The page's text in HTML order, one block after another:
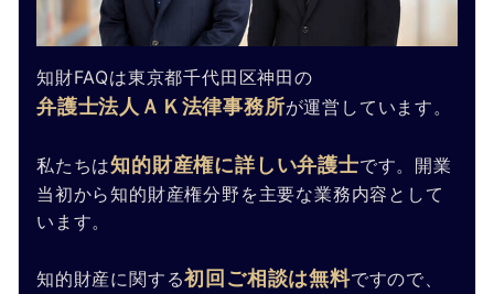
知財FAQは東京都千代田区神田の
弁護士法人ＡＫ法律事務所が運営しています。
私たちは知的財産権に詳しい弁護士です。開業
当初から知的財産権分野を主要な業務内容として
います。
知的財産に関する初回ご相談は無料ですので、